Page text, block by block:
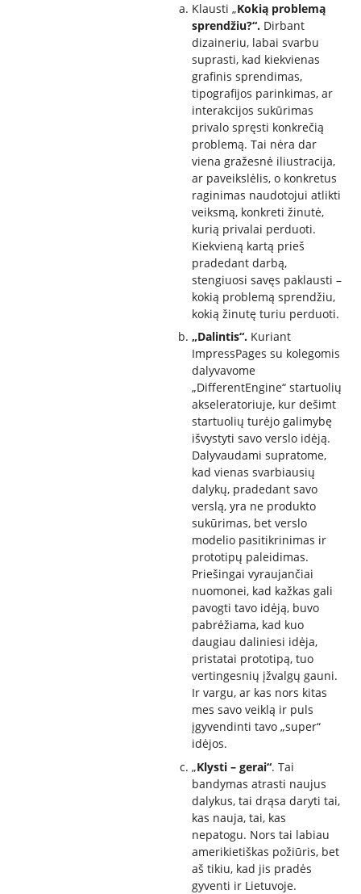
Klausti „Kokią problemą
sprendžiu?“.Dirbant
dizaineriu, labai svarbu
suprasti, kad kiekvienas
grafinis sprendimas,
tipografijos parinkimas, ar
interakcijos sukūrimas
privalo spręsti konkrečią
problemą. Tai nėra dar
viena gražesnė iliustracija,
ar paveikslėlis, o konkretus
raginimas naudotojui atlikti
veiksmą, konkreti žinutė,
kurią privalai perduoti.
Kiekvieną kartą prieš
pradedant darbą,
stengiuosi savęs paklausti –
kokią problemą sprendžiu,
kokią žinutę turiu perduoti.
„Dalintis“. Kuriant
ImpressPages su kolegomis
dalyvavome
„DifferentEngine“ startuolių
akseleratoriuje, kur dešimt
startuolių turėjo galimybę
išvystyti savo verslo idėją.
Dalyvaudami supratome,
kad vienas svarbiausių
dalykų, pradedant savo
verslą, yra ne produkto
sukūrimas, bet verslo
modelio pasitikrinimas ir
prototipų paleidimas.
Priešingai vyraujančiai
nuomonei, kad kažkas gali
pavogti tavo idėją, buvo
pabrėžiama, kad kuo
daugiau daliniesi idėja,
pristatai prototipą, tuo
vertingesnių įžvalgų gauni.
Ir vargu, ar kas nors kitas
mes savo veiklą ir puls
įgyvendinti tavo „super“
idėjos.
„Klysti – gerai“. Tai
bandymas atrasti naujus
dalykus, tai drąsa daryti tai,
kas nauja, tai, kas
nepatogu. Nors tai labiau
amerikietiškas požiūris, bet
aš tikiu, kad jis pradės
gyventi ir Lietuvoje.